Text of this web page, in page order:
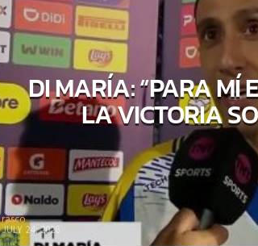
DI MARÍA: “PARA MÍ
LA VICTORIA
rasco
JULY 24, 2026